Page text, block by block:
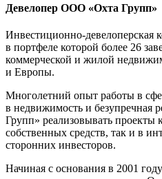
Девелопер ООО «Охта Групп»
Инвестиционно-девелоперская
в портфеле которой более 26
коммерческой и жилой
и Европы.
Многолетний опыт работы в
в недвижимость и безупречная
Групп» реализовывать проекты
собственных средств, так и в
сторонних инвесторов.
Начиная с основания в 2001